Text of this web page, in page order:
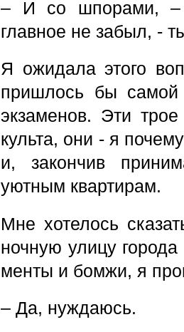
– И со шпорами, –
главное не забыл, -
Я ожидала этого
пришлось бы
экзаменов. Эти
культа, они - я
и, закончив
уютным квартирам.
Мне хотелось
ночную улицу
менты и бомжи, я
– Да, нуждаюсь.